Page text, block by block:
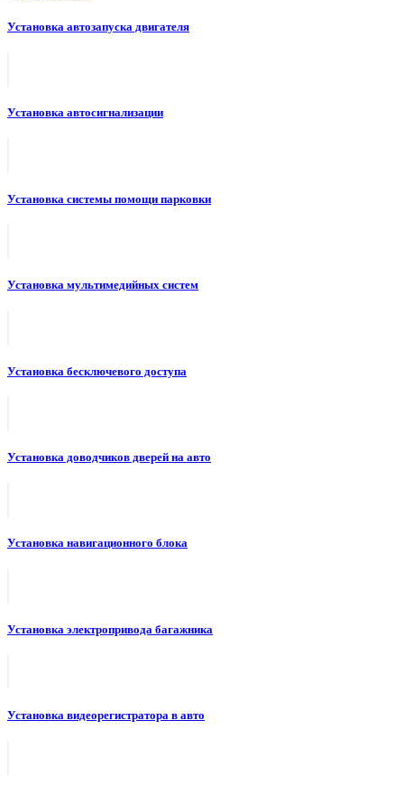
Установка автозапуска двигателя
Установка автосигнализации
Установка системы помощи парковки
Установка мультимедийных систем
Установка бесключевого доступа
Установка доводчиков дверей на авто
Установка навигационного блока
Установка электропривода багажника
Установка видеорегистратора в авто